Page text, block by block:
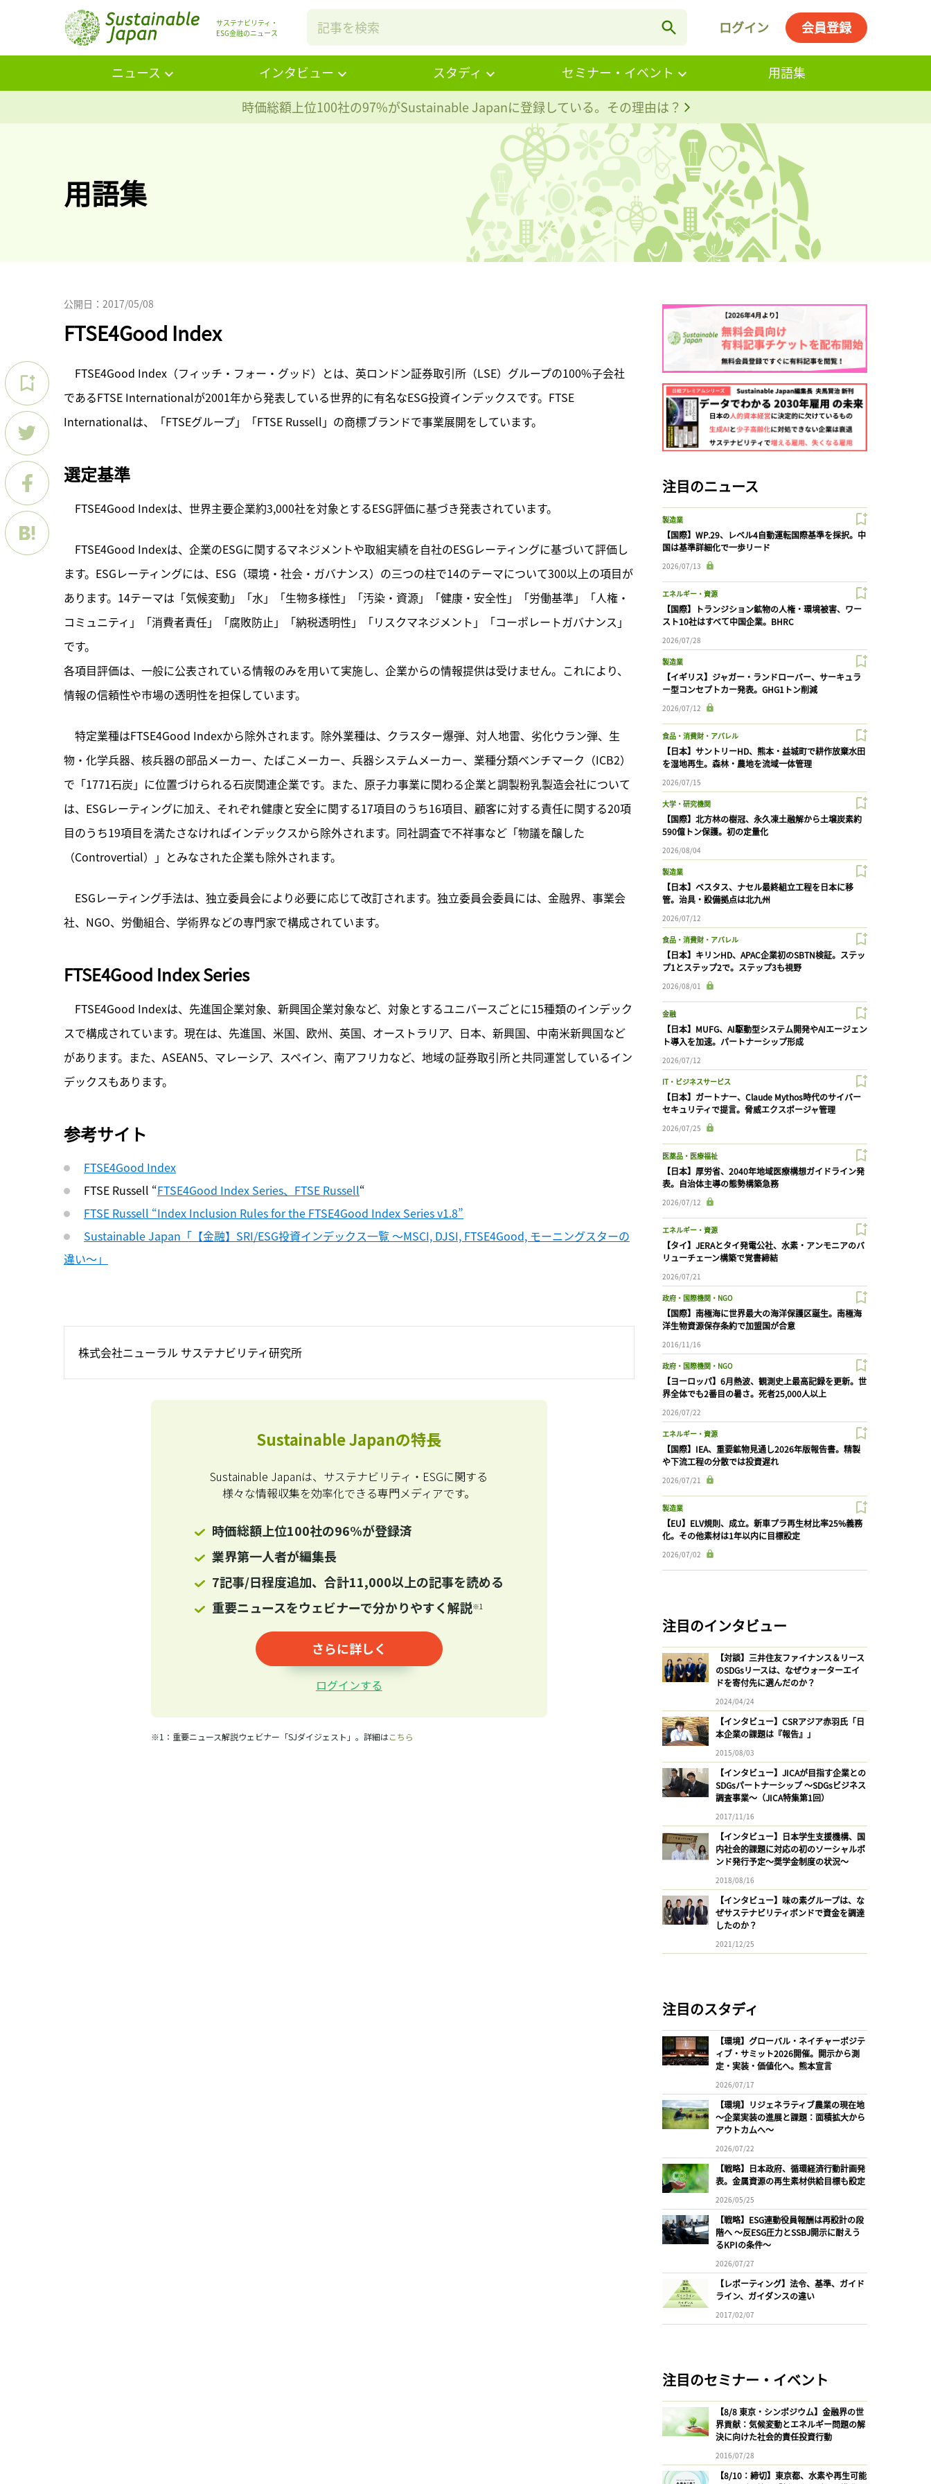
サステナビリティ・
ESG金融のニュース
ログイン 会員登録
ニュース インタビュー スタディ セミナー・イベント
用語集
時価総額上位100社の97%がSustainable Japanに登録している。その理由は？
用語集
公開日：2017/05/08
FTSE4Good Index
FTSE4Good Index（フィッチ・フォー・グッド）とは、英ロンドン証券取引所（LSE）グループの100%子会社
であるFTSE Internationalが2001年から発表している世界的に有名なESG投資インデックスです。FTSE
Internationalは、「FTSEグループ」「FTSE Russell」の商標ブランドで事業展開をしています。
選定基準
FTSE4Good Indexは、世界主要企業約3,000社を対象とするESG評価に基づき発表されています。
FTSE4Good Indexは、企業のESGに関するマネジメントや取組実績を自社のESGレーティングに基づいて評価し
ます。ESGレーティングには、ESG（環境・社会・ガバナンス）の三つの柱で14のテーマについて300以上の項目が
あります。14テーマは「気候変動」「水」「生物多様性」「汚染・資源」「健康・安全性」「労働基準」「人権・
コミュニティ」「消費者責任」「腐敗防止」「納税透明性」「リスクマネジメント」「コーポレートガバナンス」
です。
各項目評価は、一般に公表されている情報のみを用いて実施し、企業からの情報提供は受けません。これにより、
情報の信頼性や市場の透明性を担保しています。
特定業種はFTSE4Good Indexから除外されます。除外業種は、クラスター爆弾、対人地雷、劣化ウラン弾、生
物・化学兵器、核兵器の部品メーカー、たばこメーカー、兵器システムメーカー、業種分類ベンチマーク（ICB2）
で「1771石炭」に位置づけられる石炭関連企業です。また、原子力事業に関わる企業と調製粉乳製造会社について
は、ESGレーティングに加え、それぞれ健康と安全に関する17項目のうち16項目、顧客に対する責任に関する20項
目のうち19項目を満たさなければインデックスから除外されます。同社調査で不祥事など「物議を醸した
（Controvertial）」とみなされた企業も除外されます。
ESGレーティング手法は、独立委員会により必要に応じて改訂されます。独立委員会委員には、金融界、事業会
社、NGO、労働組合、学術界などの専門家で構成されています。
FTSE4Good Index Series
FTSE4Good Indexは、先進国企業対象、新興国企業対象など、対象とするユニバースごとに15種類のインデック
スで構成されています。現在は、先進国、米国、欧州、英国、オーストラリア、日本、新興国、中南米新興国など
があります。また、ASEAN5、マレーシア、スペイン、南アフリカなど、地域の証券取引所と共同運営しているイン
デックスもあります。
参考サイト
FTSE4Good Index
FTSE Russell “FTSE4Good Index Series、FTSE Russell“
FTSE Russell “Index Inclusion Rules for the FTSE4Good Index Series v1.8”
Sustainable Japan「【金融】SRI/ESG投資インデックス一覧 〜MSCI, DJSI, FTSE4Good, モーニングスターの
違い〜」
株式会社ニューラル サステナビリティ研究所
Sustainable Japanの特長
Sustainable Japanは、サステナビリティ・ESGに関する
様々な情報収集を効率化できる専門メディアです。
時価総額上位100社の96%が登録済
業界第一人者が編集長
7記事/日程度追加、合計11,000以上の記事を読める
重要ニュースをウェビナーで分かりやすく解説※1
さらに詳しく
ログインする
※1：重要ニュース解説ウェビナー「SJダイジェスト」。詳細はこちら
注目のニュース
製造業
【国際】WP.29、レベル4自動運転国際基準を採択。中
国は基準詳細化で一歩リード
2026/07/13
エネルギー・資源
【国際】トランジション鉱物の人権・環境被害、ワー
スト10社はすべて中国企業。BHRC
2026/07/28
製造業
【イギリス】ジャガー・ランドローバー、サーキュラ
ー型コンセプトカー発表。GHG1トン削減
2026/07/12
食品・消費財・アパレル
【日本】サントリーHD、熊本・益城町で耕作放棄水田
を湿地再生。森林・農地を流域一体管理
2026/07/15
大学・研究機関
【国際】北方林の樹冠、永久凍土融解から土壌炭素約
590億トン保護。初の定量化
2026/08/04
製造業
【日本】ベスタス、ナセル最終組立工程を日本に移
管。治具・設備拠点は北九州
2026/07/12
食品・消費財・アパレル
【日本】キリンHD、APAC企業初のSBTN検証。ステッ
プ1とステップ2で。ステップ3も視野
2026/08/01
金融
【日本】MUFG、AI駆動型システム開発やAIエージェン
ト導入を加速。パートナーシップ形成
2026/07/12
IT・ビジネスサービス
【日本】ガートナー、Claude Mythos時代のサイバー
セキュリティで提言。脅威エクスポージャ管理
2026/07/25
医薬品・医療福祉
【日本】厚労省、2040年地域医療構想ガイドライン発
表。自治体主導の態勢構築急務
2026/07/12
エネルギー・資源
【タイ】JERAとタイ発電公社、水素・アンモニアのバ
リューチェーン構築で覚書締結
2026/07/21
政府・国際機関・NGO
【国際】南極海に世界最大の海洋保護区誕生。南極海
洋生物資源保存条約で加盟国が合意
2016/11/16
政府・国際機関・NGO
【ヨーロッパ】6月熱波、観測史上最高記録を更新。世
界全体でも2番目の暑さ。死者25,000人以上
2026/07/22
エネルギー・資源
【国際】IEA、重要鉱物見通し2026年版報告書。精製
や下流工程の分散では投資遅れ
2026/07/21
製造業
【EU】ELV規則、成立。新車プラ再生材比率25%義務
化。その他素材は1年以内に目標設定
2026/07/02
注目のインタビュー
【対談】三井住友ファイナンス＆リース
のSDGsリースは、なぜウォーターエイ
ドを寄付先に選んだのか？
2024/04/24
【インタビュー】CSRアジア赤羽氏「日
本企業の課題は『報告』」
2015/08/03
【インタビュー】JICAが目指す企業との
SDGsパートナーシップ 〜SDGsビジネス
調査事業〜（JICA特集第1回）
2017/11/16
【インタビュー】日本学生支援機構、国
内社会的課題に対応の初のソーシャルボ
ンド発行予定〜奨学金制度の状況〜
2018/08/16
【インタビュー】味の素グループは、な
ぜサステナビリティボンドで資金を調達
したのか？
2021/12/25
注目のスタディ
【環境】グローバル・ネイチャーポジテ
ィブ・サミット2026開催。開示から測
定・実装・価値化へ。熊本宣言
2026/07/17
【環境】リジェネラティブ農業の現在地
〜企業実装の進展と課題：面積拡大から
アウトカムへ〜
2026/07/22
【戦略】日本政府、循環経済行動計画発
表。金属資源の再生素材供給目標も設定
2026/05/25
【戦略】ESG連動役員報酬は再設計の段
階へ 〜反ESG圧力とSSBJ開示に耐えう
るKPIの条件〜
2026/07/27
【レポーティング】法令、基準、ガイド
ライン、ガイダンスの違い
2017/02/07
注目のセミナー・イベント
【8/8 東京・シンポジウム】金融界の世
界貢献：気候変動とエネルギー問題の解
決に向けた社会的責任投資行動
2016/07/28
【8/10：締切】東京都、水素や再生可能
ログインが必要です